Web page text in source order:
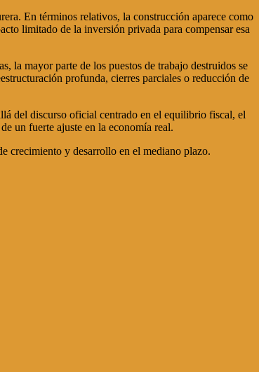
En términos relativos, la construcción aparece como
limitado de la inversión privada para compensar esa
la mayor parte de los puestos de trabajo destruidos se
profunda, cierres parciales o reducción de
del discurso oficial centrado en el equilibrio fiscal, el
un fuerte ajuste en la economía real.
crecimiento y desarrollo en el mediano plazo.